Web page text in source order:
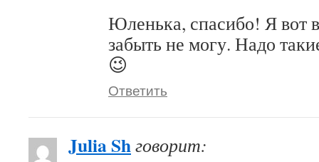
Юленька, спасибо! Я вот
забыть не могу. Надо
😉
Ответить
Julia Shговорит: